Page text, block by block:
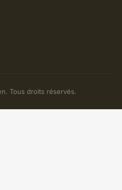
Tous droits réservés.